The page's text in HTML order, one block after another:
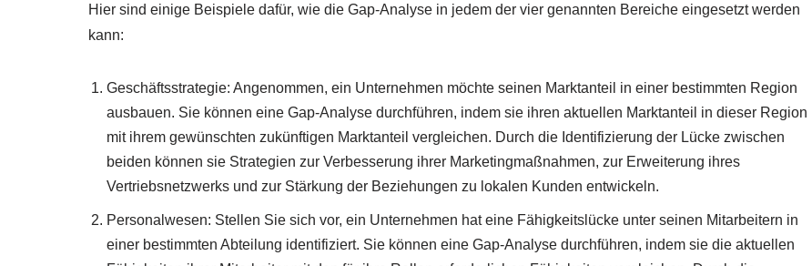
Hier sind einige Beispiele dafür, wie die Gap-Analyse in jedem der vier genannten Bereiche eingesetzt werden
kann:
Geschäftsstrategie: Angenommen, ein Unternehmen möchte seinen Marktanteil in einer bestimmten Region
ausbauen. Sie können eine Gap-Analyse durchführen, indem sie ihren aktuellen Marktanteil in dieser Region
mit ihrem gewünschten zukünftigen Marktanteil vergleichen. Durch die Identifizierung der Lücke zwischen
beiden können sie Strategien zur Verbesserung ihrer Marketingmaßnahmen, zur Erweiterung ihres
Vertriebsnetzwerks und zur Stärkung der Beziehungen zu lokalen Kunden entwickeln.
Personalwesen: Stellen Sie sich vor, ein Unternehmen hat eine Fähigkeitslücke unter seinen Mitarbeitern in
einer bestimmten Abteilung identifiziert. Sie können eine Gap-Analyse durchführen, indem sie die aktuellen